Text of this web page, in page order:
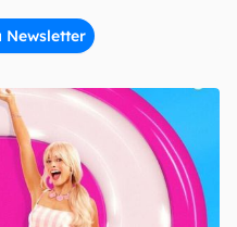
Newsletter
com os Termos de
do Canaltech.